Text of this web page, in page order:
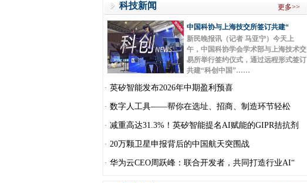
科技新闻 更多>>
中国科协与上海技交所签订共建“
新民晚报讯（记者 马亚宁）今天上
午，中国科协学会学术部与上海技术交
易所举行签约仪式，通过远程形式签订
共建“科创中国”……
· 英矽智能发布2026年中期盈利预喜
· 数字人工具——帮你在选址、招商、制造环节轻松
· 减重高达31.3%！英矽智能提名AI赋能的GIPR拮抗剂
· 20万颗卫星申报背后的中国航天突围战
· 华为云CEO周跃峰：联合开发者，共同打造行业AI“